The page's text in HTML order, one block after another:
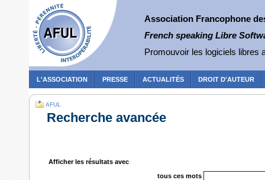
Association Francophone
French speaking Libre
Promouvoir les logiciels libres
L'ASSOCIATION PRESSE ACTUALITÉS DROIT D'AUTEUR
AFUL
Recherche avancée
Afficher les résultats avec
tous ces mots